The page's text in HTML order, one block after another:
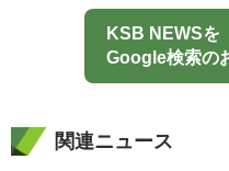
KSB NEWSを
Google検索の
関連ニュース